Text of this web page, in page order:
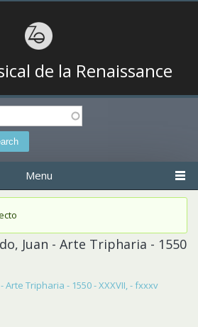
de la Renaissance
Menu
Juan - Arte Tripharia - 1550
Arte Tripharia - 1550 - XXXVII, - fxxxv